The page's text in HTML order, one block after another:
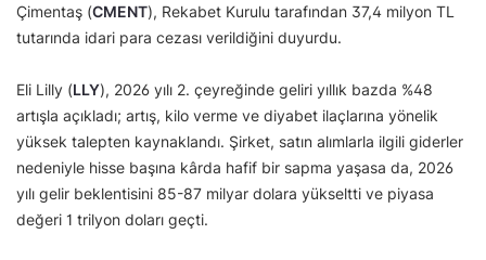
Çimentaş (CMENT), Rekabet Kurulu tarafından 37,4 milyon TL
tutarında idari para cezası verildiğini duyurdu.
Eli Lilly (LLY), 2026 yılı 2. çeyreğinde geliri yıllık bazda %48
artışla açıkladı; artış, kilo verme ve diyabet ilaçlarına yönelik
yüksek talepten kaynaklandı. Şirket, satın alımlarla ilgili giderler
nedeniyle hisse başına kârda hafif bir sapma yaşasa da, 2026
yılı gelir beklentisini 85-87 milyar dolara yükseltti ve piyasa
değeri 1 trilyon doları geçti.